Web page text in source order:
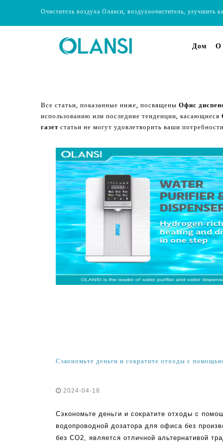
Очиститель воздуха Оланси, воздухоочиститель, улучшить
Дом О
Все статьи, показанные ниже, посвящены Офис
использованию или последние тенденции, касающиеся
газет статьи не могут удовлетворить ваши
2024-04-18
Сэкономьте деньги и сократите отходы с
водопроводной дозатора для офиса без
без CO2, является отличной альтернативой